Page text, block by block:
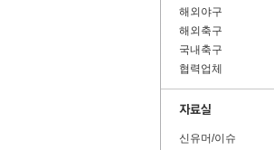
해외야구
해외축구
국내축구
협력업체
신유머/이슈